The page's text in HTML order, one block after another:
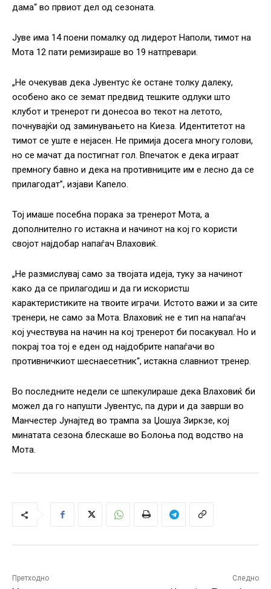
дама“ во првиот дел од сезоната.
Јуве има 14 поени помалку од лидерот Наполи, тимот на
Мота 12 пати ремизираше во 19 натпревари.
„Не очекував дека Јувентус ќе остане толку далеку,
особено ако се земат предвид тешките одлуки што
клубот и тренерот ги донесоа во текот на летото,
почнувајќи од заминувањето на Киеза. Идентитетот на
тимот се уште е нејасен. Не примија досега многу голови,
но се мачат да постигнат гол. Впечаток е дека играат
премногу бавно и дека на противниците им е лесно да се
прилагодат”, изјави Капело.
Тој имаше посебна порака за тренерот Мота, а
дополнително го истакна и начинот на кој го користи
својот најдобар напаѓач Влаховиќ.
„Не размислувај само за твојата идеја, туку за начинот
како да се прилагодиш и да ги искористш
карактеристиките на твоите играчи. Истото важи и за сите
тренери, не само за Мота. Влаховиќ не е тип на напаѓач
кој учествува на начин на кој тренерот би посакувал. Но и
покрај тоа тој е еден од најдобрите напаѓачи во
противничкиот шеснаесетник“, истакна славниот тренер.
Во последните недели се шпекулираше дека Влаховиќ би
можел да го напушти Јувентус, па дури и да заврши во
Манчестер Јунајтед во трампа за Џошуа Зиркзе, кој
минатата сезона блескаше во Болоња под водство на
Мота.
Претходно Следно